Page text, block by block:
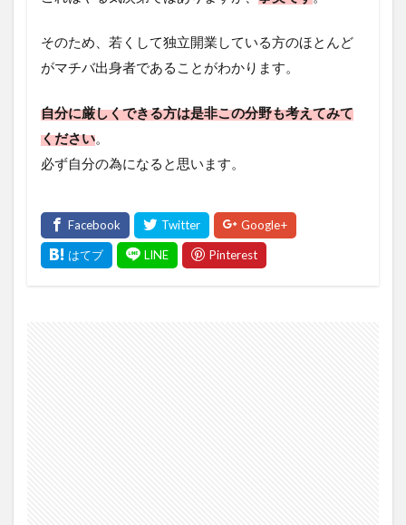
そのため、若くして独立開業している方のほとんど
がマチバ出身者であることがわかります。
自分に厳しくできる方は是非この分野も考えてみて
ください。
必ず自分の為になると思います。